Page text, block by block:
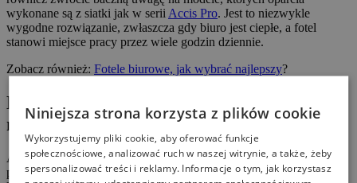
wykonane są z siatki jak w serii Accis Pro. Jest to niezwykle
wygodne rozwiązanie, zwłaszcza gdy biuro jest ciepłe, a fotel
stanowi miejsce pracy przez wiele godzin dziennie.
Zobacz również: Fotele biurowe, jak wybrać najlepszy?
Dlaczego wygląd fotela gabinetowego jest
niezwykle ważny?
Aranżacja biura czy gabinetu ma ogromny wpływ na prestiż
pracującej w nim osoby. Ważny jest każdy detal, który widzi
Niniejsza strona korzysta z plików cookie
Wykorzystujemy pliki cookie, aby oferować funkcje
społecznościowe, analizować ruch w naszej witrynie, a także, żeby
spersonalizować treści i reklamy. Informacje o tym, jak korzystasz